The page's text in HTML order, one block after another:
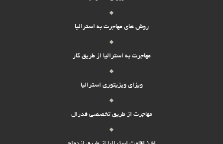
روش های مهاجرت به استرالیا
مهاجرت به استرالیا از طریق کار
ویزای ویزیتوری استرالیا
مهاجرت از طریق تخصصی فدرال